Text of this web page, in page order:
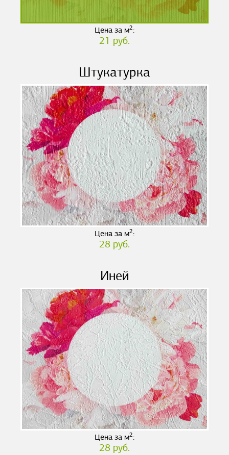
Цена за м2:
21 руб.
Штукатурка
Цена за м2:
28 руб.
Иней
Цена за м2:
28 руб.